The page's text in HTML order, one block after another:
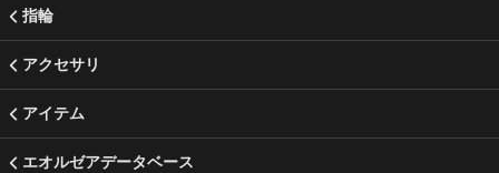
指輪
アクセサリ
アイテム
エオルゼアデータベース